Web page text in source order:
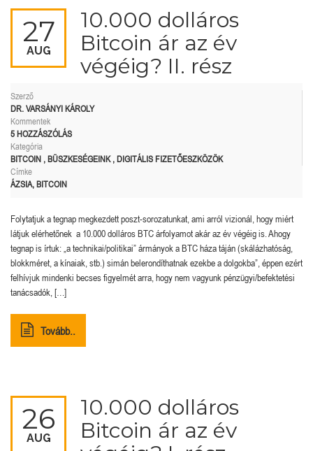
27
AUG
10.000 dolláros
Bitcoin ár az év
végéig? II. rész
Szerző
DR. VARSÁNYI KÁROLY
Kommentek
5 HOZZÁSZÓLÁS
Kategória
BITCOIN , BÜSZKESÉGEINK, DIGITÁLIS FIZETŐESZKÖZÖK
Címke
ÁZSIA, BITCOIN
Folytatjuk a tegnap megkezdett poszt-sorozatunkat, ami arról vizionál, hogy miért
látjuk elérhetőnek a 10.000 dolláros BTC árfolyamot akár az év végéig is. Ahogy
tegnap is írtuk: „a technikai/politikai” ármányok a BTC háza táján (skálázhatóság,
blokkméret, a kínaiak, stb.) simán belerondíthatnak ezekbe a dolgokba”, éppen ezért
felhívjuk mindenki becses figyelmét arra, hogy nem vagyunk pénzügyi/befektetési
tanácsadók, […]
Tovább..
26
AUG
10.000 dolláros
Bitcoin ár az év